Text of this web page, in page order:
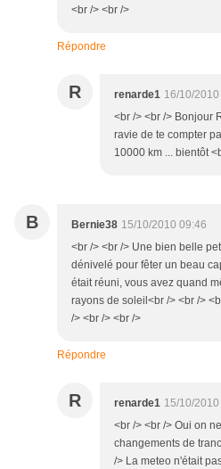
<br /> <br />
Répondre
R renarde1 16/10/
<br /> <br /> Bonjour
ravie de te compter
10000 km ... bientôt
B Bernie38 15/10/2010 09:46
<br /> <br /> Une bien belle
dénivelé pour fêter un beau
était réuni, vous avez quand
rayons de soleil<br /> <br />
/> <br /> <br />
Répondre
R renarde1 15/10/
<br /> <br /> Oui on
changements de
/> La meteo n'était